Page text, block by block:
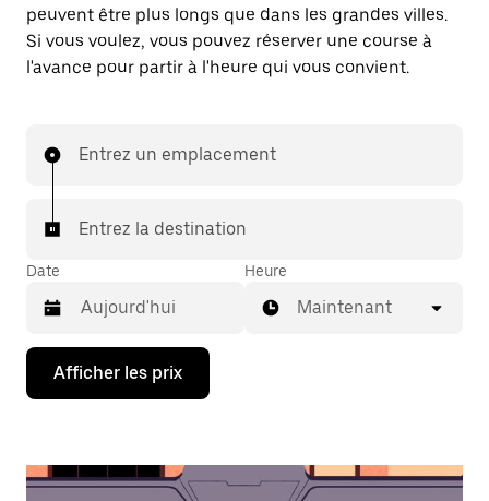
peuvent être plus longs que dans les grandes villes.
Si vous voulez, vous pouvez réserver une course à
l'avance pour partir à l'heure qui vous convient.
Entrez un emplacement
Entrez la destination
Date
Appuyez
la
bas
Heure
Maintenant
Afficher les prix